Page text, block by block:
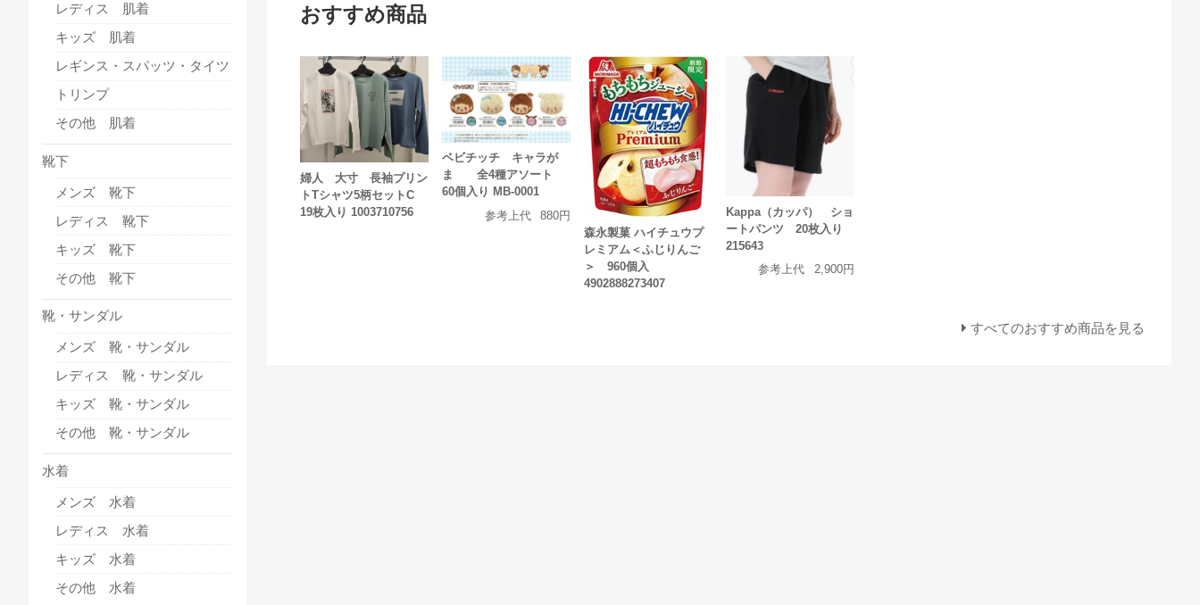
おすすめ商品
婦人 大寸 長袖プリン
トTシャツ5柄セットC
19枚入り 1003710756
ベビチッチ キャラが
ま 全4種アソート
60個入り MB-0001
参考上代
880円
森永製菓 ハイチュウプ
レミアム＜ふじりんご
＞ 960個入
4902888273407
Kappa（カッパ） ショ
ートパンツ 20枚入り
215643
参考上代
2,900円
すべてのおすすめ商品を見る
レディス 肌着
キッズ 肌着
レギンス・スパッツ・タイツ
トリンプ
その他 肌着
靴下
メンズ 靴下
レディス 靴下
キッズ 靴下
その他 靴下
靴・サンダル
メンズ 靴・サンダル
レディス 靴・サンダル
キッズ 靴・サンダル
その他 靴・サンダル
水着
メンズ 水着
レディス 水着
キッズ 水着
その他 水着